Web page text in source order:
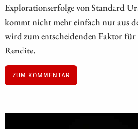
Explorationserfolge von Standard
kommt nicht mehr einfach nur aus
wird zum entscheidenden Faktor
Rendite.
ZUM KOMMENTAR